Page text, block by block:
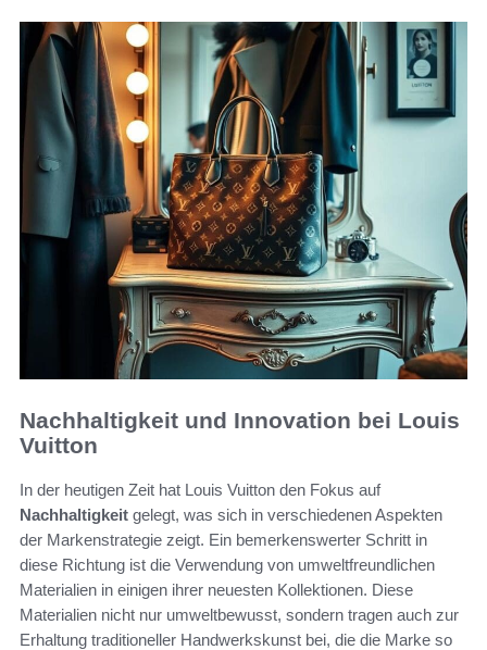
Nachhaltigkeit und Innovation bei Louis
Vuitton
In der heutigen Zeit hat Louis Vuitton den Fokus auf
Nachhaltigkeit gelegt, was sich in verschiedenen Aspekten
der Markenstrategie zeigt. Ein bemerkenswerter Schritt in
diese Richtung ist die Verwendung von umweltfreundlichen
Materialien in einigen ihrer neuesten Kollektionen. Diese
Materialien nicht nur umweltbewusst, sondern tragen auch zur
Erhaltung traditioneller Handwerkskunst bei, die die Marke so